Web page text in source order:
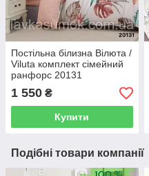
Постільна білизна Вілюта /
Viluta комплект сімейний
ранфорс 20131
1 550 ₴
Купити
Подібні товари компанії